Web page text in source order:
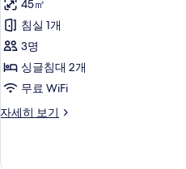
기
스
위
트
사
모
보
45㎡
침실 1개
3명
싱글침대 2개
무료 WiFi
자세히 보기
주